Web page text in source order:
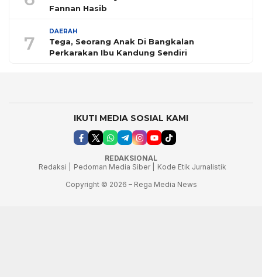
Fannan Hasib
7
DAERAH
Tega, Seorang Anak Di Bangkalan
Perkarakan Ibu Kandung Sendiri
IKUTI MEDIA SOSIAL KAMI
REDAKSIONAL
Redaksi |
Pedoman Media Siber |
Kode Etik Jurnalistik
Copyright © 2026 – Rega Media News